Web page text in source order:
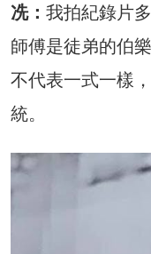
冼： 我拍紀錄片
師傅是徒弟的伯
不代表一式一樣
統。